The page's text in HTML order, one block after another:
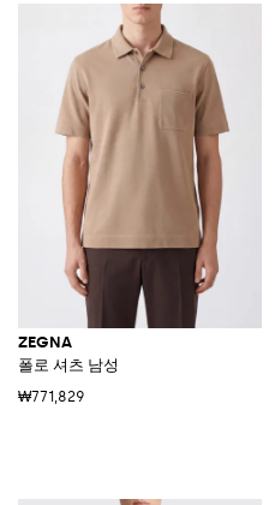
ZEGNA
폴로 셔츠 남성
₩771,829